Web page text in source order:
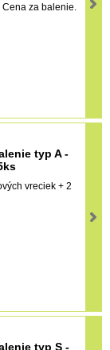
za balenie.
typ A -
vreciek + 2
typ S -